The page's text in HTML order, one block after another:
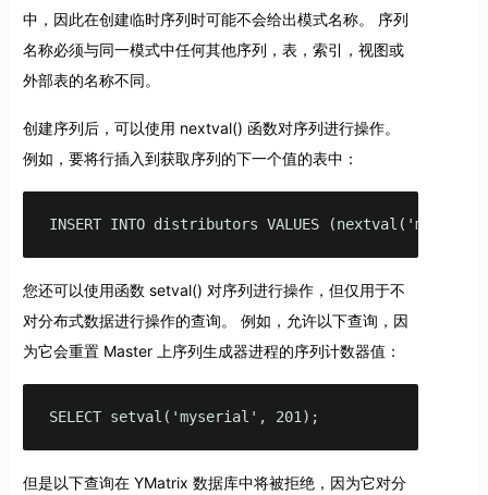
中，因此在创建临时序列时可能不会给出模式名称。 序列
名称必须与同一模式中任何其他序列，表，索引，视图或
外部表的名称不同。
创建序列后，可以使用 nextval() 函数对序列进行操作。
例如，要将行插入到获取序列的下一个值的表中：
INSERT INTO distributors VALUES
您还可以使用函数 setval() 对序列进行操作，但仅用于不
对分布式数据进行操作的查询。 例如，允许以下查询，因
为它会重置 Master 上序列生成器进程的序列计数器值：
SELECT setval('myserial', 201);
但是以下查询在 YMatrix 数据库中将被拒绝，因为它对分